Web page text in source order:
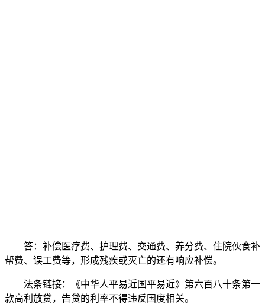
答：补偿医疗费、护理费、交通费、养分费、住院伙食补
帮费、误工费等，形成残疾或灭亡的还有响应补偿。
法条链接：《中华人平易近国平易近》第六百八十条第一
款高利放贷，告贷的利率不得违反国度相关。